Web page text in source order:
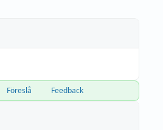
Föreslå Feedback